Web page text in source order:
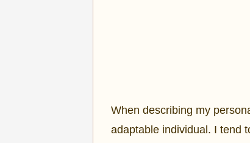
When describing my
adaptable individual. I tend